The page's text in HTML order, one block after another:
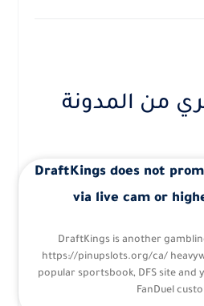
من المدونة
DraftKings does not
via live cam or
DraftKings is another
https://pinupslots.org/ca/
popular sportsbook, DFS site and
FanDuel